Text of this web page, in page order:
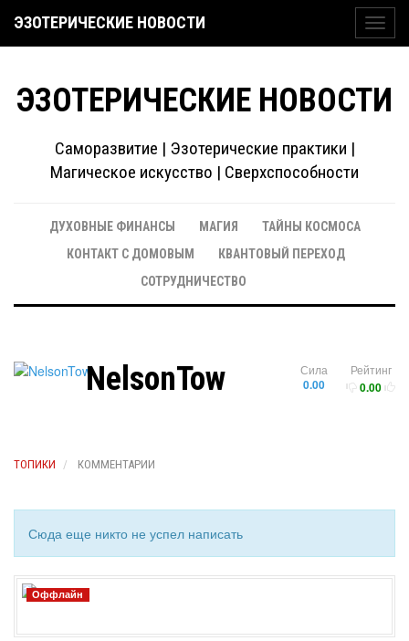
ЭЗОТЕРИЧЕСКИЕ НОВОСТИ
ЭЗОТЕРИЧЕСКИЕ НОВОСТИ
Саморазвитие | Эзотерические практики |
Магическое искусство | Сверхспособности
ДУХОВНЫЕ ФИНАНСЫ МАГИЯ
ТАЙНЫ КОСМОСА
КОНТАКТ С ДОМОВЫМ
КВАНТОВЫЙ ПЕРЕХОД
СОТРУДНИЧЕСТВО
Рейтинг
0.00
Сила
0.00
NelsonTow
ТОПИКИ КОММЕНТАРИИ
Сюда еще никто не успел написать
Оффлайн